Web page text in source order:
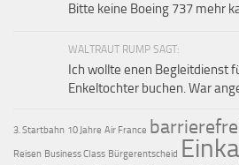
Bitte keine Boeing 737 mehr
WALTRAUT RUMP SAGT:
Ich wollte enen Begleitdienst
Enkeltochter buchen. War
3. Startbahn 10 Jahre Air France
Reisen Business Class Bürgerentscheid